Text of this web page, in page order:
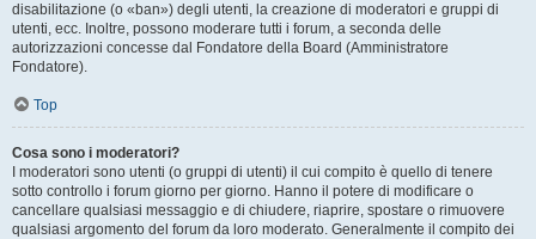
disabilitazione (o «ban») degli utenti, la creazione di moderatori e gruppi di
utenti, ecc. Inoltre, possono moderare tutti i forum, a seconda delle
autorizzazioni concesse dal Fondatore della Board (Amministratore
Fondatore).
Top
Cosa sono i moderatori?
I moderatori sono utenti (o gruppi di utenti) il cui compito è quello di tenere
sotto controllo i forum giorno per giorno. Hanno il potere di modificare o
cancellare qualsiasi messaggio e di chiudere, riaprire, spostare o rimuovere
qualsiasi argomento del forum da loro moderato. Generalmente il compito dei